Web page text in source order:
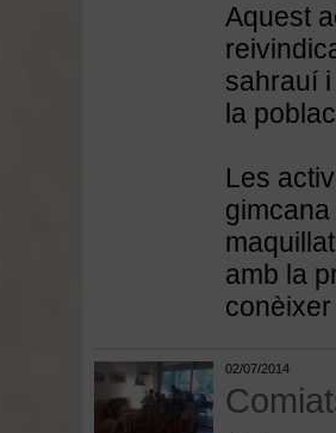
Aquest
sahrauí
la
Les
amb la
02/07/2014